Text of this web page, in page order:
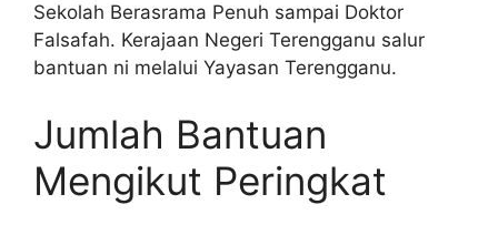
Sekolah Berasrama Penuh sampai Doktor
Falsafah. Kerajaan Negeri Terengganu salur
bantuan ni melalui Yayasan Terengganu.
Jumlah Bantuan
Mengikut Peringkat